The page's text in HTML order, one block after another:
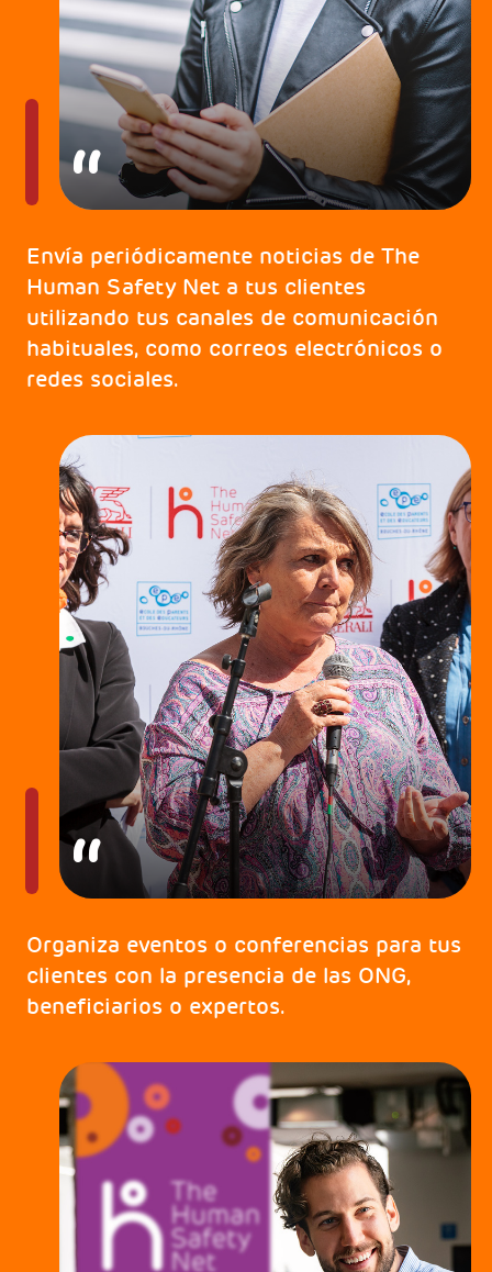
Envía periódicamente noticias de The
Human Safety Net a tus clientes
utilizando tus canales de comunicación
habituales, como correos electrónicos o
redes sociales.
Organiza eventos o conferencias para tus
clientes con la presencia de las ONG,
beneficiarios o expertos.